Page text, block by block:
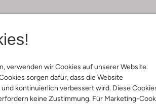
verwenden wir Cookies auf unserer Website.
sorgen dafür, dass die Website
kontinuierlich verbessert wird. Diese
keine Zustimmung. Für Marketing-